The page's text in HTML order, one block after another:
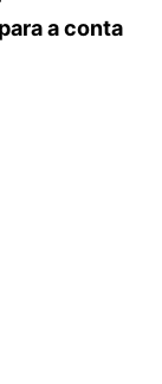
a conta